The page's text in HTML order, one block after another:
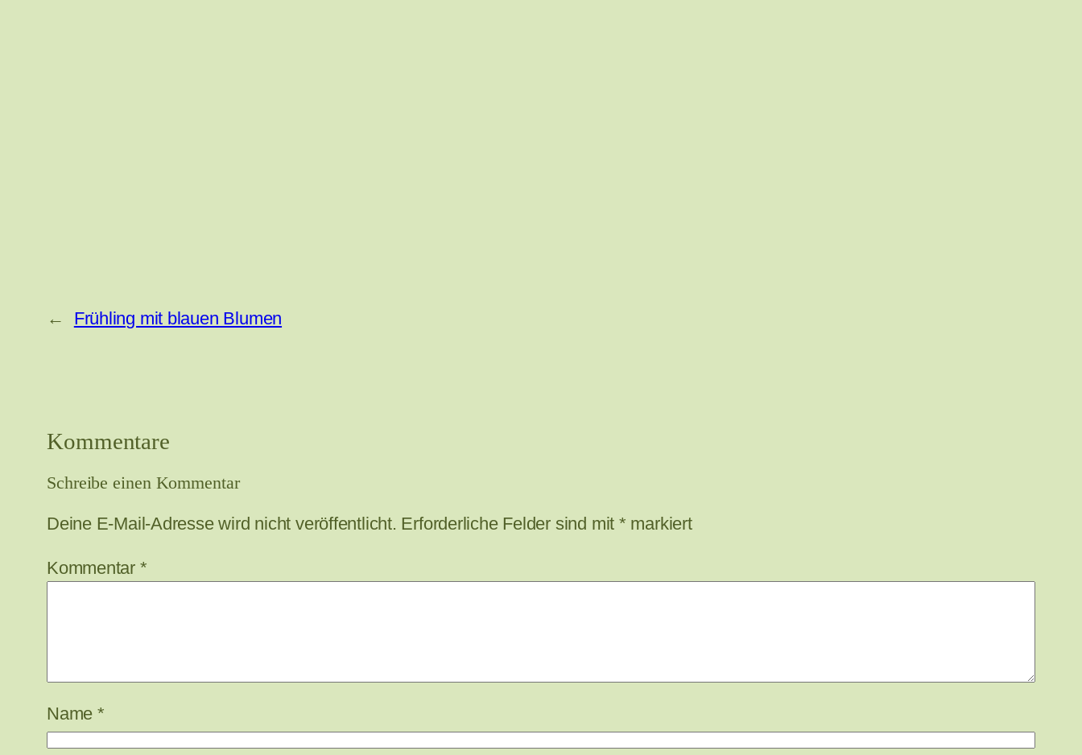
← Frühling mit blauen Blumen
Kommentare
Schreibe einen Kommentar
Deine E-Mail-Adresse wird nicht veröffentlicht. Erforderliche Felder sind mit * markiert
Kommentar *
Name *